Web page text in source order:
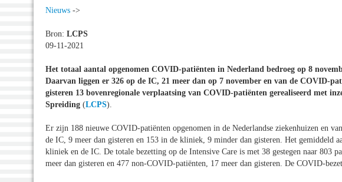
Nieuws ->
Bron: LCPS
09-11-2021
Het totaal aantal opgenomen COVID-patiënten in Nederland bedroeg op 8
Daarvan liggen er 326 op de IC, 21 meer dan op 7 november en van de COVID-
gisteren 13 bovenregionale verplaatsing van COVID-patiënten gerealiseerd met
Spreiding (LCPS).
Er zijn 188 nieuwe COVID-patiënten opgenomen in de Nederlandse ziekenhuizen en
de IC, 9 meer dan gisteren en 153 in de kliniek, 9 minder dan gisteren. Het gemiddeld
kliniek en de IC. De totale bezetting op de Intensive Care is met 38 gestegen naar 803
meer dan gisteren en 477 non-COVID-patiënten, 17 meer dan gisteren. De COVID-